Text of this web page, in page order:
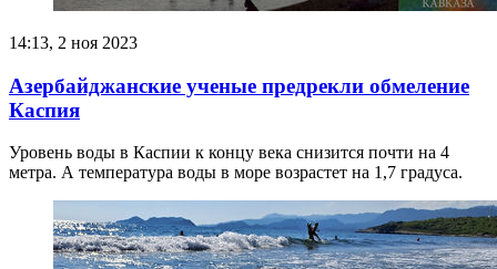
14:13, 2 ноя 2023
Азербайджанские ученые предрекли обмеление
Каспия
Уровень воды в Каспии к концу века снизится почти на 4
метра. А температура воды в море возрастет на 1,7 градуса.